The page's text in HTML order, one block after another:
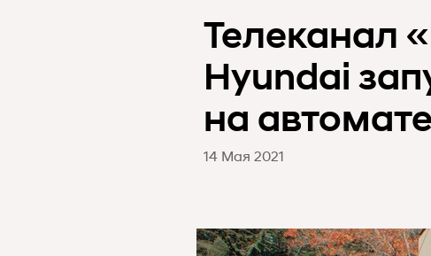
Телеканал
Hyundai
на
14 Мая 2021